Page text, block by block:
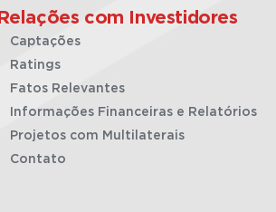
Relações com Investidores
Captações
Ratings
Fatos Relevantes
Informações Financeiras e Relatórios
Projetos com Multilaterais
Contato